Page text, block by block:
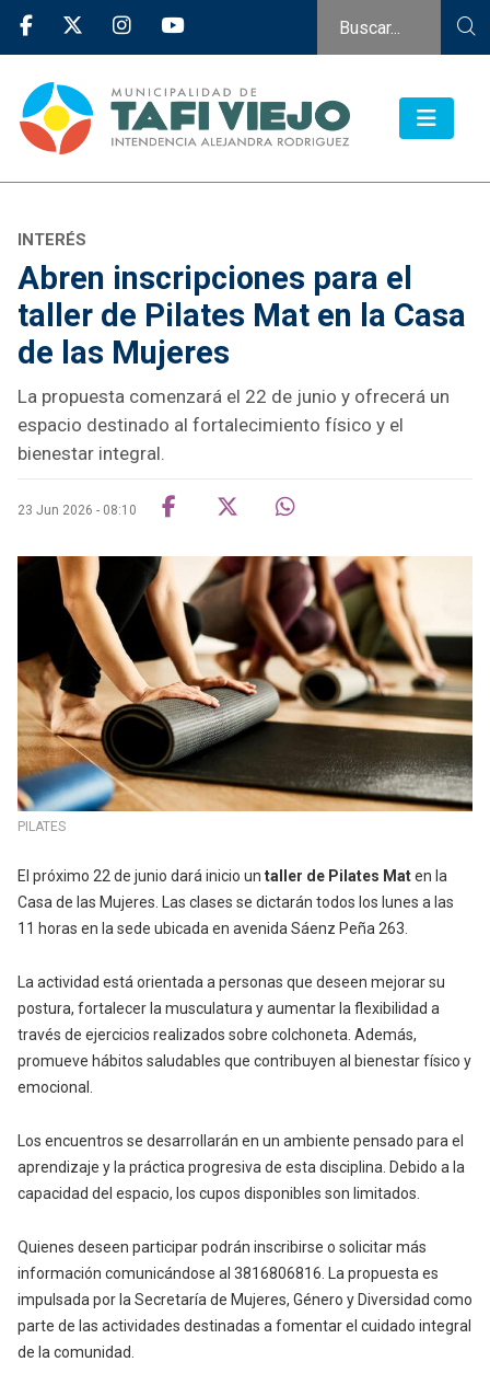
INTERÉS
Abren inscripciones para el
taller de Pilates Mat en la Casa
de las Mujeres
La propuesta comenzará el 22 de junio y ofrecerá un
espacio destinado al fortalecimiento físico y el
bienestar integral.
23 Jun 2026 - 08:10
PILATES
El próximo 22 de junio dará inicio un taller de Pilates Maten la
Casa de las Mujeres. Las clases se dictarán todos los lunes a las
11 horas en la sede ubicada en avenida Sáenz Peña 263.
La actividad está orientada a personas que deseen mejorar su
postura, fortalecer la musculatura y aumentar la flexibilidad a
través de ejercicios realizados sobre colchoneta. Además,
promueve hábitos saludables que contribuyen al bienestar físico y
emocional.
Los encuentros se desarrollarán en un ambiente pensado para el
aprendizaje y la práctica progresiva de esta disciplina. Debido a la
capacidad del espacio, los cupos disponibles son limitados.
Quienes deseen participar podrán inscribirse o solicitar más
información comunicándose al 3816806816. La propuesta es
impulsada por la Secretaría de Mujeres, Género y Diversidad como
parte de las actividades destinadas a fomentar el cuidado integral
de la comunidad.